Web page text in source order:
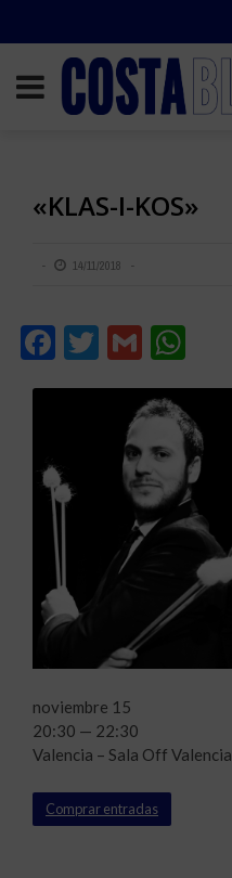
«KLAS-I-KOS»
14/11/2018
Facebook
Twitter
Gmail
noviembre 15
20:30 — 22:30
Valencia – Sala Off Valencia
Comprar entradas